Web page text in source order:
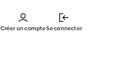
main
Créer un compteSe connecter